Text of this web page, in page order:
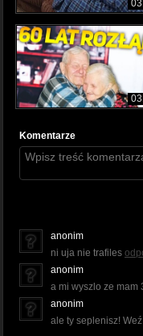
Komentarze
anonim
ni uja nie trafiles
anonim
a mi wyszlo ze mam
anonim
ale ty seplenisz!